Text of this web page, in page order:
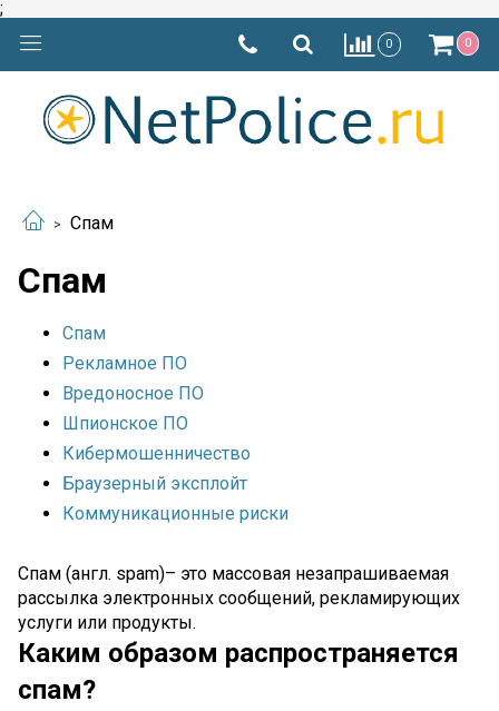
;
0 0
Спам
Спам
Спам
Рекламное ПО
Вредоносное ПО
Шпионское ПО
Кибермошенничество
Браузерный эксплойт
Коммуникационные риски
Спам (англ. spam)– это массовая незапрашиваемая
рассылка электронных сообщений, рекламирующих
услуги или продукты.
Каким образом распространяется
спам?